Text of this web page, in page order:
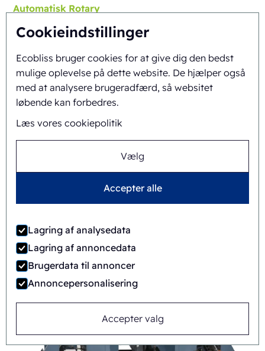
Cookieindstillinger
Ecobliss bruger cookies for at give dig den bedst
mulige oplevelse på dette website. De hjælper også
med at analysere brugeradfærd, så websitet
løbende kan forbedres.
Læs vores cookiepolitik
Vælg
Accepter alle
Lagring af analysedata
Lagring af annoncedata
Brugerdata til annoncer
Annoncepersonalisering
Accepter valg
Automatisk Rotary
FAB8-1418-3-CS
Automatisk Rotary